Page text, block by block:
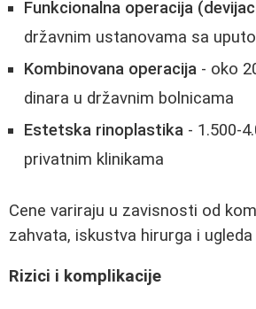
Funkcionalna operacija
državnim ustanovama sa
Kombinovana operacija - oko
dinara u državnim bolnicama
Estetska rinoplastika - 1.500-
privatnim klinikama
Cene variraju u zavisnosti od
zahvata, iskustva hirurga i ugleda
Rizici i komplikacije